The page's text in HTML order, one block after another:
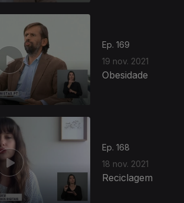
Ep. 169
19 nov. 2021
Obesidade
Ep. 168
18 nov. 2021
Reciclagem